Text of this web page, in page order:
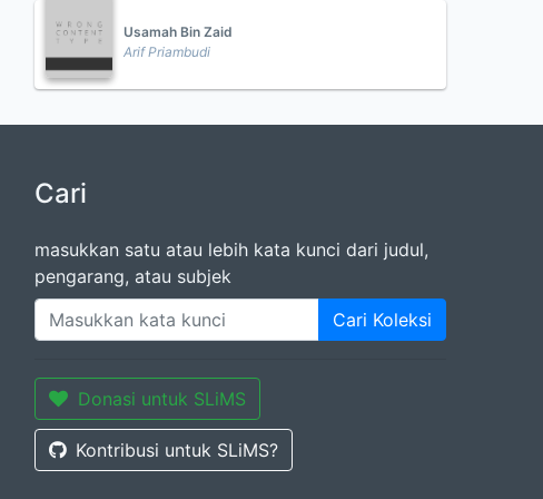
Usamah Bin Zaid
Arif Priambudi
Cari
masukkan satu atau lebih kata kunci dari judul,
pengarang, atau subjek
Cari Koleksi
Donasi untuk SLiMS
Kontribusi untuk SLiMS?